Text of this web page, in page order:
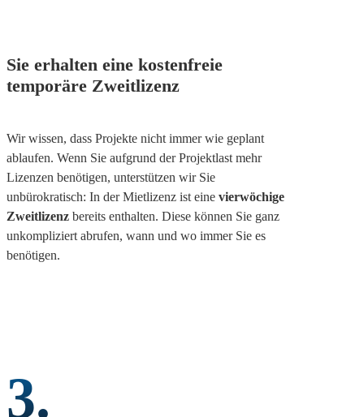
Sie erhalten eine kostenfreie
temporäre Zweitlizenz
Wir wissen, dass Projekte nicht immer wie geplant
ablaufen. Wenn Sie aufgrund der Projektlast mehr
Lizenzen benötigen, unterstützen wir Sie
unbürokratisch: In der Mietlizenz ist eine vierwöchige
Zweitlizenz bereits enthalten. Diese können Sie ganz
unkompliziert abrufen, wann und wo immer Sie es
benötigen.
3.